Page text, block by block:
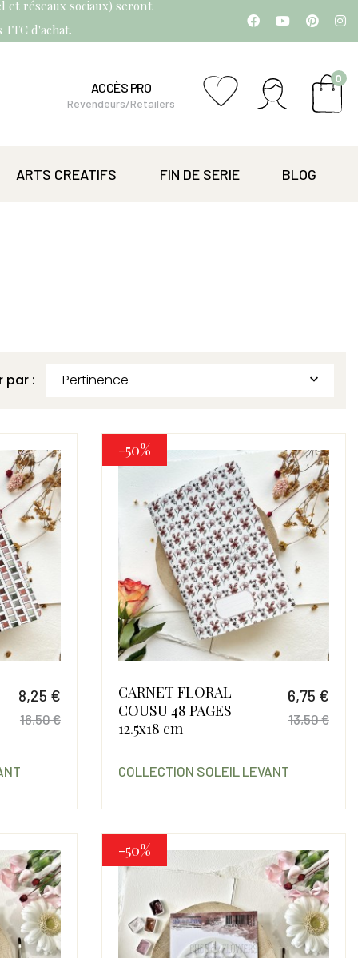
et réseaux sociaux) seront
d'achat.
ACCÈS PRO
Revendeurs/Retailers
0
ARTS CREATIFS FIN DE SERIE BLOG
par : Pertinence 
8,25 €
Prix de base
16,50 €
-50%
CARNET FLORAL
COUSU 48 PAGES
12.5x18 cm
6,75 €
13,50 €
COLLECTION SOLEIL LEVANT
-50%